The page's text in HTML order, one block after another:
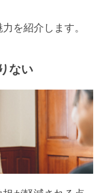
を紹介します。
ない